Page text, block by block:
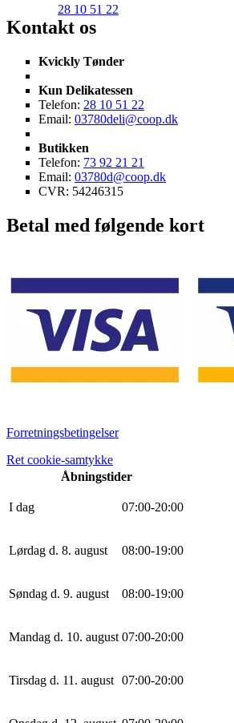
28 10 51 22
Kontakt os
Kvickly Tønder
Kun Delikatessen
Telefon: 28 10 51 22
Email: 03780deli@coop.dk
Butikken
Telefon: 73 92 21 21
Email: 03780d@coop.dk
CVR: 54246315
Betal med følgende kort
Forretningsbetingelser
Ret cookie-samtykke
Åbningstider
I dag 07:00-20:00
Lørdag d. 8. august 08:00-19:00
Søndag d. 9. august 08:00-19:00
Mandag d. 10. august 07:00-20:00
Tirsdag d. 11. august 07:00-20:00